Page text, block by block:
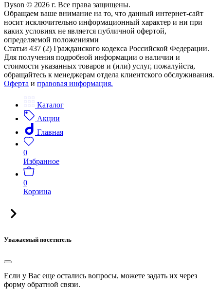
Dyson © 2026 г. Все права защищены.
Обращаем ваше внимание на то, что данный интернет-сайт
носит исключительно информационный характер и ни при
каких условиях не является публичной офертой,
определяемой положениями
Статьи 437 (2) Гражданского кодекса Российской Федерации.
Для получения подробной информации о наличии и
стоимости указанных товаров и (или) услуг, пожалуйста,
обращайтесь к менеджерам отдела клиентского обслуживания.
Оферта и правовая информация.
Каталог
Акции
Главная
0
Избранное
0
Корзина
Уважаемый посетитель
Если у Вас еще остались вопросы, можете задать их через
форму обратной связи.